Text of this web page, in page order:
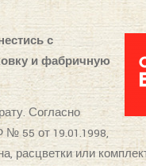
с
и фабричную
Согласно
55 от 19.01.1998,
расцветки или